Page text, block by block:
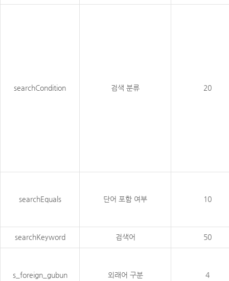
searchCondition 검색 분류 20
searchEquals 단어 포함 여부 10
searchKeyword 검색어 50
s_foreign_gubun 외래어 구분 4